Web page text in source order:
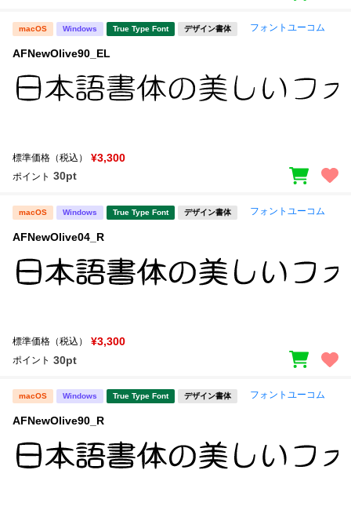
macOS Windows True Type Font デザイン書体 フォントユーコム
AFNewOlive90_EL
標準価格（税込） ¥3,300
ポイント 30pt
macOS Windows True Type Font デザイン書体 フォントユーコム
AFNewOlive04_R
標準価格（税込） ¥3,300
ポイント 30pt
macOS Windows True Type Font デザイン書体 フォントユーコム
AFNewOlive90_R